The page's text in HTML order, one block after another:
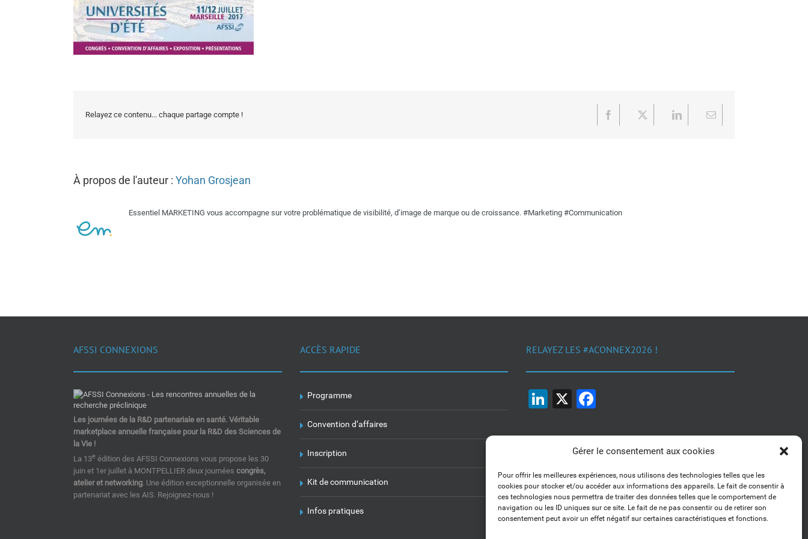
Gérer le consentement aux cookies
Pour offrir les meilleures expériences, nous utilisons des technologies telles que les
cookies pour stocker et/ou accéder aux informations des appareils. Le fait de consentir à
ces technologies nous permettra de traiter des données telles que le comportement de
navigation ou les ID uniques sur ce site. Le fait de ne pas consentir ou de retirer son
consentement peut avoir un effet négatif sur certaines caractéristiques et fonctions.
Relayez ce contenu... chaque partage compte ! Facebook LinkedInEmail
À propos de l'auteur : Yohan Grosjean
Essentiel MARKETING vous accompagne sur votre problématique de visibilité, d’image de marque ou de croissance. #Marketing #Communication
AFSSI CONNEXIONS
Les journées de la R&D partenariale en santé. Véritable
marketplace annuelle française pour la R&D des Sciences de
la Vie !
La 13e édition des AFSSI Connexions vous propose les 30
juin et 1er juillet à MONTPELLIER deux journées congrès,
atelier et networking. Une édition exceptionnelle organisée en
partenariat avec les AIS. Rejoignez-nous !
ACCÈS RAPIDE
Programme
Convention d’affaires
Inscription
Kit de communication
Infos pratiques
RELAYEZ LES #ACONNEX2026 !
LinkedIn
X
1, 2, 3... Buzzez !
Découvrez nos kits communication